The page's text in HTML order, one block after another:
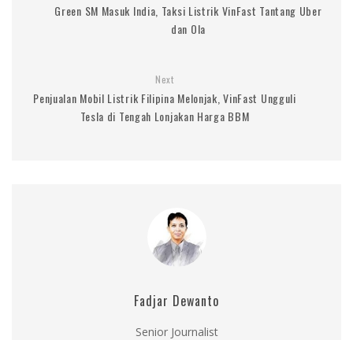
Green SM Masuk India, Taksi Listrik VinFast Tantang Uber
dan Ola
Next
Penjualan Mobil Listrik Filipina Melonjak, VinFast Ungguli
Tesla di Tengah Lonjakan Harga BBM
Fadjar Dewanto
Senior Journalist